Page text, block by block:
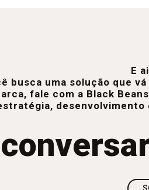
E
busca uma solução que
fale com a Black